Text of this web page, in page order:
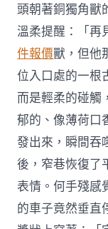
頭朝著銅獨角獸
溫柔提醒：「再
件報價獸，但他
位入口處的一根
而是輕柔的碰觸
郁的、像薄荷口
發出來，瞬間吞
後，窄巷恢復了
表情。何手殘感
的車子竟然垂直